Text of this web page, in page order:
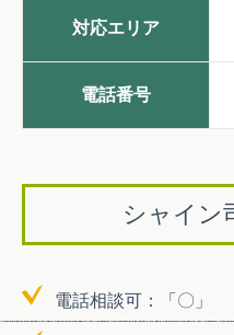
対応エリア
電話番号
シャイン
電話相談可：「〇」